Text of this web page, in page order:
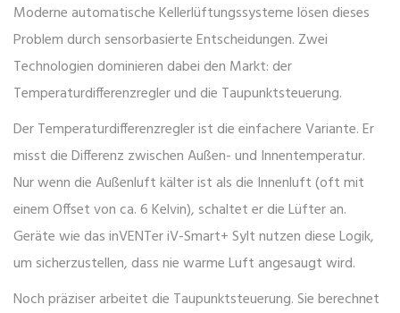
Moderne automatische Kellerlüftungssystemelösen dieses
Problem durch sensorbasierte Entscheidungen. Zwei
Technologien dominieren dabei den Markt: der
Temperaturdifferenzregler und die Taupunktsteuerung.
DerTemperaturdifferenzreglerist die einfachere Variante. Er
misst die Differenz zwischen Außen- und Innentemperatur.
Nur wenn die Außenluft kälter ist als die Innenluft (oft mit
einem Offset von ca. 6 Kelvin), schaltet er die Lüfter an.
Geräte wie dasinVENTer iV-Smart+ Syltnutzen diese Logik,
um sicherzustellen, dass nie warme Luft angesaugt wird.
Noch präziser arbeitet die Taupunktsteuerung. Sie berechnet